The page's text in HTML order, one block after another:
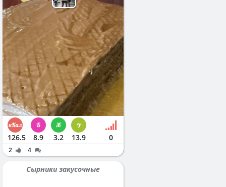
126.5 8.9 3.2 13.9 0
2 4
Сырники закусочные